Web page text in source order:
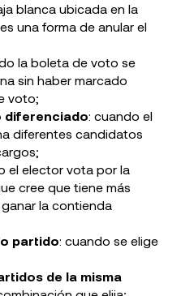
blanca ubicada en la
una forma de anular el
la boleta de voto se
sin haber marcado
voto;
diferenciado: cuando el
diferentes candidatos
el elector vota por la
cree que tiene más
la contienda
partido: cuando se elige
de la misma